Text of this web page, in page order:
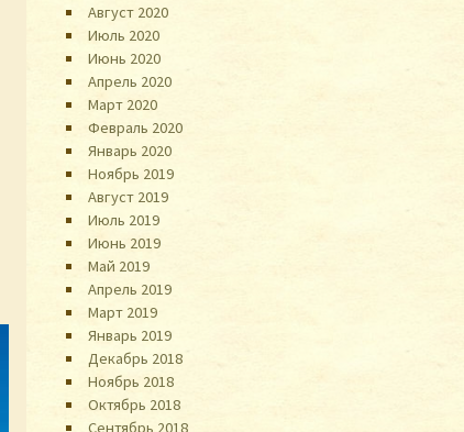
Август 2020
Июль 2020
Июнь 2020
Апрель 2020
Март 2020
Февраль 2020
Январь 2020
Ноябрь 2019
Август 2019
Июль 2019
Июнь 2019
Май 2019
Апрель 2019
Март 2019
Январь 2019
Декабрь 2018
Ноябрь 2018
Октябрь 2018
Сентябрь 2018